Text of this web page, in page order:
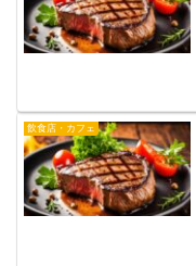
飲食店・カフェ